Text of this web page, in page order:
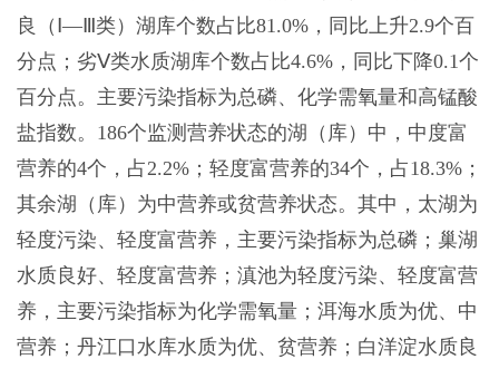
良（Ⅰ—Ⅲ类）湖库个数占比81.0%，同比上升2.9个百
分点；劣Ⅴ类水质湖库个数占比4.6%，同比下降0.1个
百分点。主要污染指标为总磷、化学需氧量和高锰酸
盐指数。186个监测营养状态的湖（库）中，中度富
营养的4个，占2.2%；轻度富营养的34个，占18.3%；
其余湖（库）为中营养或贫营养状态。其中，太湖为
轻度污染、轻度富营养，主要污染指标为总磷；巢湖
水质良好、轻度富营养；滇池为轻度污染、轻度富营
养，主要污染指标为化学需氧量；洱海水质为优、中
营养；丹江口水库水质为优、贫营养；白洋淀水质良